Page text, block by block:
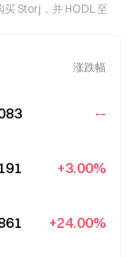
Storj，并 HODL 至
涨跌幅
--
+3.00%
+24.00%